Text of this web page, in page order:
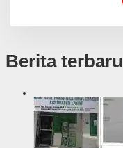
Berita terbaru